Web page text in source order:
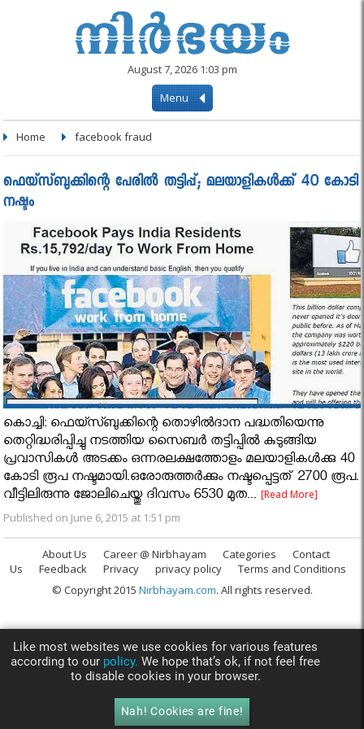
August 7, 2026 1:03 pm
Menu
Home facebook fraud
ഫെയ്സ്ബുക്കിന്റെ പേരിൽ തട്ടിപ്പ്; മലയാളികൾക്ക് 40 കോടി
നഷ്ടം
കൊച്ചി: ഫെയ്സ്ബുക്കിന്റെ തൊഴിൽദാന പദ്ധതിയെന്നു
തെറ്റിദ്ധരിപ്പിച്ചു നടത്തിയ സൈബർ തട്ടിപ്പിൽ കുടുങ്ങിയ
പ്രവാസികൾ അടക്കം ഒന്നരലക്ഷത്തോളം മലയാളികൾക്കു 40
കോടി രൂപ നഷ്ടമായി.ഒരോരുത്തർക്കും നഷ്ടപ്പെട്ടത് 2700 രൂപ.
വീട്ടിലിരുന്നു ജോലിചെയ്തു ദിവസം 6530 മുത...[Read More]
Published on June 6, 2015 at 1:51 pm
About Us Career @ Nirbhayam Categories
Contact
Us
Feedback Privacy privacy policy
Terms and Conditions
© Copyright 2015 Nirbhayam.com. All rights reserved.
Like most websites we use cookies for various features
according to our policy. We hope that’s ok, if not feel free
to disable cookies in your browser.
Nah! Cookies are fine!